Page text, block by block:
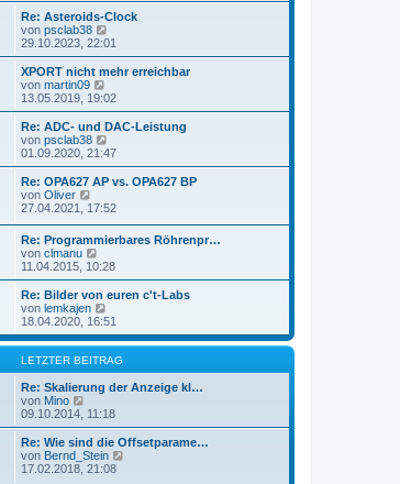
r
g
r
B
e
i
r
a
g
e
t
r
B
e
i
r
g
Re: Asteroids-Clock
von psclab38
e
u
e
t
r
B
e
i
r
g
29.10.2023, 22:01
XPORT nicht mehr erreichbar
von martin09
e
u
e
s
t
r
B
e
i
t
r
g
13.05.2019, 19:02
Re: ADC- und DAC-Leistung
von psclab38
e
u
e
t
B
i
t
r
g
01.09.2020, 21:47
Re: OPA627 AP vs. OPA627 BP
von Oliver
e
s
t
e
B
e
i
t
r
a
g
27.04.2021, 17:52
Re: Programmierbares Röhrenpr…
von clmanu
e
u
e
s
t
r
B
e
i
t
r
g
11.04.2015, 10:28
Re: Bilder von euren c't-Labs
von lemkajen
e
u
e
s
t
e
B
e
i
t
r
18.04.2020, 16:51
LETZTER BEITRAG
Re: Skalierung der Anzeige kl…
von Mino
e
u
e
s
t
09.10.2014, 11:18
Re: Wie sind die Offsetparame…
von Bernd_Stein
17.02.2018, 21:08